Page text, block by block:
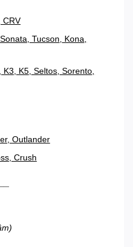
CRV
Tucson, Kona,
K5, Seltos, Sorento,
Outlander
Crush